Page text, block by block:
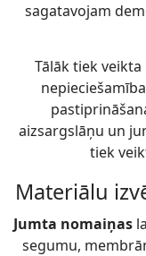
sagatavojam
Tālāk tiek
aizsargslāņu un
tiek
Materiālu
Jumta nomaiņas
segumu,